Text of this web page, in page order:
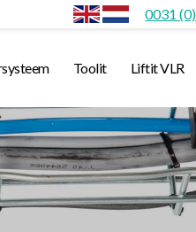
0031
Toolit Liftit VLR